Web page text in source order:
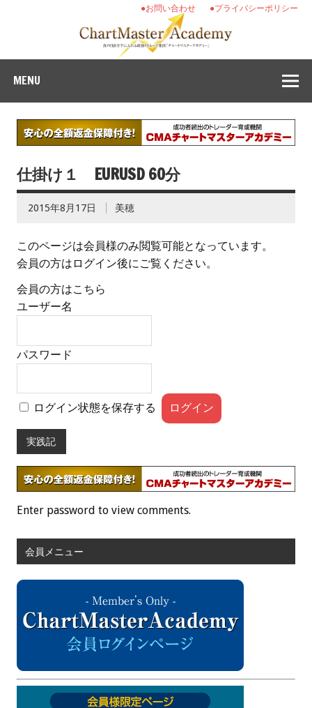
●プライバシーポリシー
●お問い合わせ
MENU
仕掛け１ EURUSD 60分
2015年8月17日 美穂
このページは会員様のみ閲覧可能となっています。
会員の方はログイン後にご覧ください。
会員の方はこちら
ユーザー名
パスワード
ログイン状態を保存する
実践記
Enter password to view comments.
会員メニュー